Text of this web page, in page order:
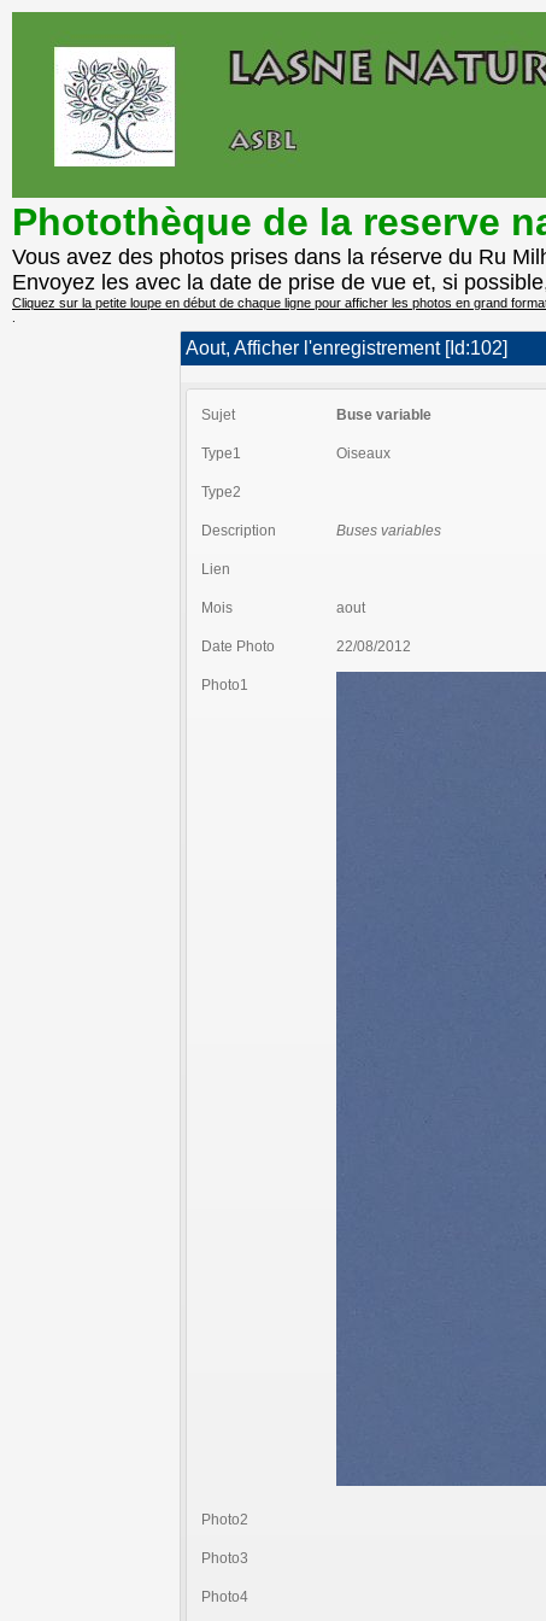
Photothèque de la reserve
Vous avez des photos prises dans la réserve du Ru
Envoyez les avec la date de prise de vue et, si
Cliquez sur la petite loupe en début de chaque ligne pour afficher les photos en grand
Aout, Afficher l'enregistrement [Id:102]
Sujet Buse variable
Type1 Oiseaux
Type2
Description Buses variables
Lien
Mois aout
Date Photo 22/08/2012
Photo1
Photo2
Photo3
Photo4